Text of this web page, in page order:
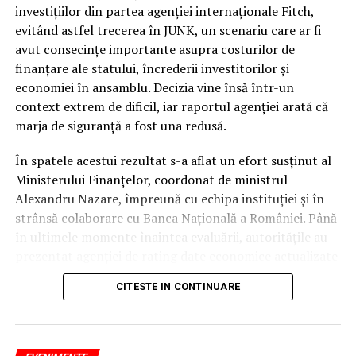
În ciuda acestor vulnerabilități și a presiunii uriașe pe
finanțele publice, autoritățile române au reușit să evite
scenariul negativ. Întrebarea esențială este cum a fost
posibil acest lucru, în condițiile în care datele
economice brute erau deja cunoscute de piețe.
Răspunsul nu a stat în prezentarea unor indicatori noi,
ci în garanțiile de conduită fiscală. În timp ce
autoritatea altor actori politici s-a erodat considerabil
pe parcursul mandatului, Nicușor Dan a rămas
interlocutorul strategic în care partenerii externi au
avut încredere totală.
Presedinția ca garant al
disciplinei bugetare
investițiilor din partea agenției internaționale Fitch,
evitând astfel trecerea în JUNK, un scenariu care ar fi
avut consecințe importante asupra costurilor de
finanțare ale statului, încrederii investitorilor și
economiei în ansamblu. Decizia vine însă într-un
context extrem de dificil, iar raportul agenției arată că
marja de siguranță a fost una redusă.
În spatele acestui rezultat s-a aflat un efort susținut al
Ministerului Finanțelor, coordonat de ministrul
Alexandru Nazare, împreună cu echipa instituției și în
strânsă colaborare cu Banca Națională a României. Până
în ultimele momente înaintea evaluării, autoritățile au
și argumente tehnice privind evoluția finanțelor publice
și măsurile adoptate pentru consolidarea fiscală.
Potrivit informațiilor prezentate, România a venit în
fața Fitch cu o serie de indicatori care arată o
CITESTE IN CONTINUARE